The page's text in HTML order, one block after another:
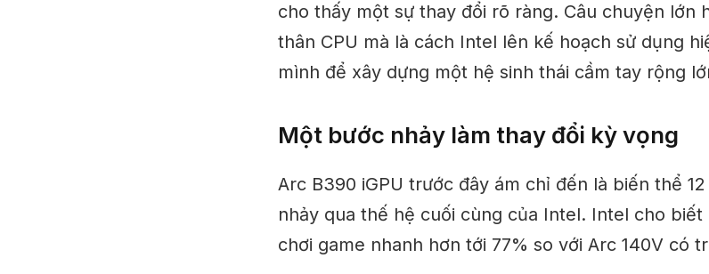
cho thấy một sự thay đổi rõ ràng. Câu chuyện lớn
thân CPU mà là cách Intel lên kế hoạch sử dụng
mình để xây dựng một hệ sinh thái cầm tay rộng
Một bước nhảy làm thay đổi kỳ vọng
Arc B390 iGPU trước đây ám chỉ đến là biến thể
nhảy qua thế hệ cuối cùng của Intel. Intel cho biết
chơi game nhanh hơn tới 77% so với Arc 140V có